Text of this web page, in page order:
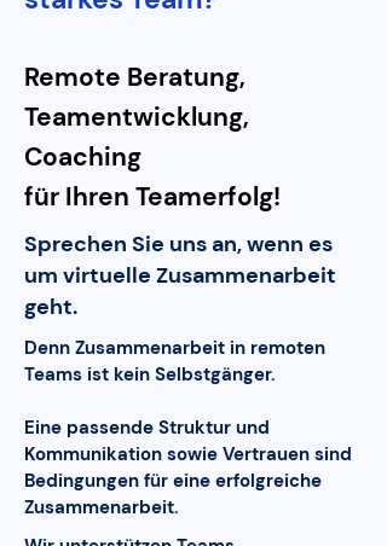
Remote Beratung,
Teamentwicklung,
Coaching
für Ihren Teamerfolg!
Sprechen Sie uns an, wenn es
um virtuelle Zusammenarbeit
geht.
Denn Zusammenarbeit in remoten
Teams ist kein Selbstgänger.
Eine passende Struktur und
Kommunikation sowie Vertrauen sind
Bedingungen für eine erfolgreiche
Zusammenarbeit.